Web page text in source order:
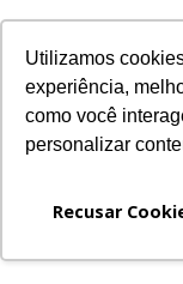
Utilizamos
experiência,
como você
personalizar
Recusar
Clube de